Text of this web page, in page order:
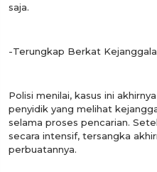
saja.
-Terungkap Berkat
Polisi menilai, kasus ini
penyidik yang melihat
selama proses pencarian.
secara intensif, tersangka
perbuatannya.